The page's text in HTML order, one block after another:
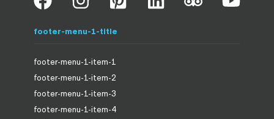
footer-menu-1-title
footer-menu-1-item-1
footer-menu-1-item-2
footer-menu-1-item-3
footer-menu-1-item-4